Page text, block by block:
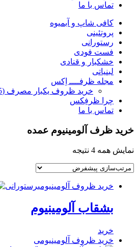
تماس با ما
کافی شاپ و آبمیوه
پروتئینی
رستورانی
فست فودی
خشکبار و قنادی
لبنیاتی
مجله ظرفــــ اِکس
خرید ظروف یکبار مصرف (5 نکته)
چرا ظرفِکس
تماس با ما
خرید ظرف آلومینیوم عمده
نمایش همه 4 نتیجه
خرید ظروف آلومینیومیرستورانی
بشقاب آلومینیوم
خرید
خرید ظروف آلومینیومی